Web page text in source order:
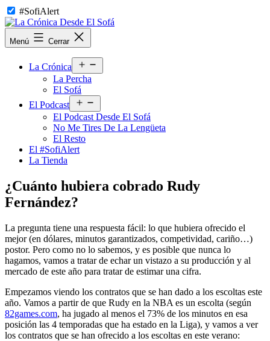
Saltar
al
contenido
#SofiAlert
La
Crónica
Menú Cerrar
La Crónica
el
La Percha
El Sofá
El Podcast
el
menú
El Podcast Desde El Sofá
No Me Tires De La Lengüeta
El Resto
El #SofiAlert
La Tienda
¿Cuánto hubiera cobrado Rudy
Fernández?
La pregunta tiene una respuesta fácil: lo que hubiera ofrecido el
mejor (en dólares, minutos garantizados, competividad, cariño…)
postor. Pero como no lo sabemos, y es posible que nunca lo
hagamos, vamos a tratar de echar un vistazo a su producción y al
mercado de este año para tratar de estimar una cifra.
Empezamos viendo los contratos que se han dado a los escoltas este
año. Vamos a partir de que Rudy en la NBA es un escolta (según
82games.com, ha jugado al menos el 73% de los minutos en esa
posición las 4 temporadas que ha estado en la Liga), y vamos a ver
los contratos que se han ofrecido a los escoltas en este verano: